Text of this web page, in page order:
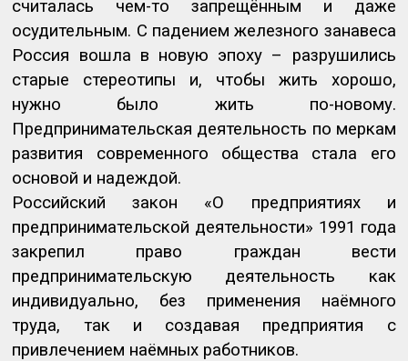
считалась чем-то запрещённым и даже
осудительным. С падением железного занавеса
Россия вошла в новую эпоху – разрушились
старые стереотипы и, чтобы жить хорошо,
нужно было жить по-новому.
Предпринимательская деятельность по меркам
развития современного общества стала его
основой и надеждой.
Российский закон «О предприятиях и
предпринимательской деятельности» 1991 года
закрепил право граждан вести
предпринимательскую деятельность как
индивидуально, без применения наёмного
труда, так и создавая предприятия с
привлечением наёмных работников.